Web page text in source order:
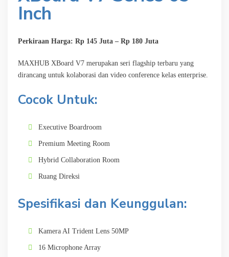
Inch
Perkiraan Harga: Rp 145 Juta – Rp 180 Juta
MAXHUB XBoard V7 merupakan seri flagship terbaru yang
dirancang untuk kolaborasi dan video conference kelas enterprise.
Cocok Untuk:
Executive Boardroom
Premium Meeting Room
Hybrid Collaboration Room
Ruang Direksi
Spesifikasi dan Keunggulan:
Kamera AI Trident Lens 50MP
16 Microphone Array